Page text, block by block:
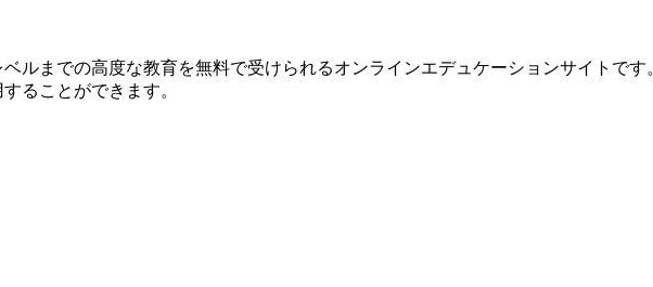
ルまでの高度な教育を無料で受けられるオンラインエデュケーションサイトで
ることができます。